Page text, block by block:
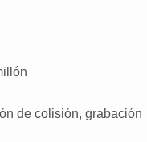
de colisión, grabación